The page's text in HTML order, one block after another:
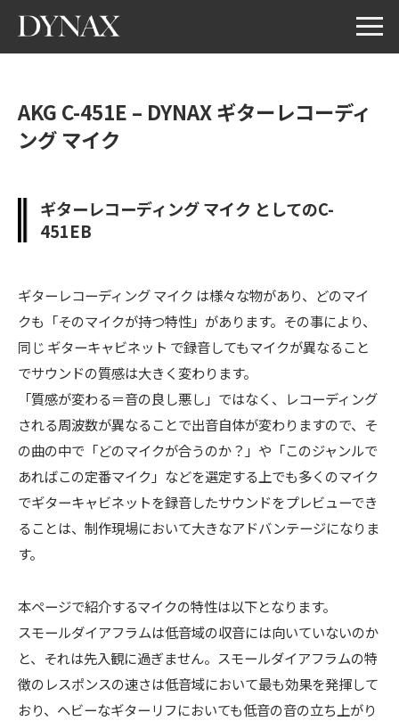
AKG C-451E – DYNAX ギターレコーディ
ング マイク
ギターレコーディング マイク としてのC-
451EB
ギターレコーディング マイク は様々な物があり、どのマイ
クも「そのマイクが持つ特性」があります。その事により、
同じ ギターキャビネット で録音してもマイクが異なること
でサウンドの質感は大きく変わります。
「質感が変わる＝音の良し悪し」ではなく、レコーディング
される周波数が異なることで出音自体が変わりますので、そ
の曲の中で「どのマイクが合うのか？」や「このジャンルで
あればこの定番マイク」などを選定する上でも多くのマイク
でギターキャビネットを録音したサウンドをプレビューでき
ることは、制作現場において大きなアドバンテージになりま
す。
本ページで紹介するマイクの特性は以下となります。
スモールダイアフラムは低音域の収音には向いていないのか
と、それは先入観に過ぎません。スモールダイアフラムの特
徴のレスポンスの速さは低音域において最も効果を発揮して
おり、ヘビーなギターリフにおいても低音の音の立ち上がり